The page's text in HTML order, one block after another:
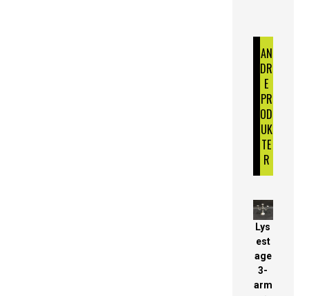
AN
DR
E
PR
OD
UK
TE
R
Lys
est
age
3-
arm